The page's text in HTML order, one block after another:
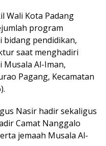
Wali Kota Padang
program
bidang pendidikan,
saat menghadiri
Al-Iman,
Pagang, Kecamatan
Nasir hadir sekaligus
Camat Nanggalo
jemaah Musala Al-